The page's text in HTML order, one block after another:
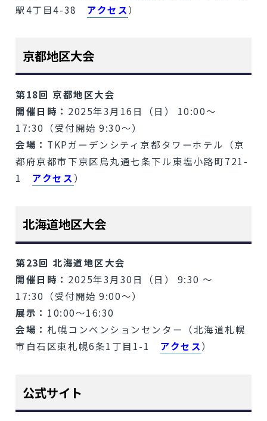
駅4丁目4-38 アクセス）
京都地区大会
第18回 京都地区大会
開催日時： 2025年3月16日（日） 10:00～
17:30（受付開始 9:30～）
会場： TKPガーデンシティ京都タワーホテル（京
都府京都市下京区烏丸通七条下ル東塩小路町721-
1 アクセス ）
北海道地区大会
第23回 北海道地区大会
開催日時： 2025年3月30日（日） 9:30 ～
17:30（受付開始 9:00～）
展示： 10:00～16:30
会場： 札幌コンベンションセンター（北海道札幌
市⽩⽯区東札幌6条1丁⽬1-1 アクセス）
公式サイト